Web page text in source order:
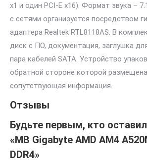
x1 и один PCI-E x16). Формат звука –
с сетями организуется посредством
адаптера Realtek RTL8118AS. В
диск с ПО, документация, заглушка
пара кабелей SATA. Устройство
обратной стороне которой
сопутствующая информация.
Отзывы
Будьте первым, кто
«MB Gigabyte AMD AM4
DDR4»